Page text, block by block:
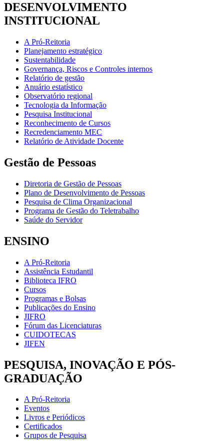
DESENVOLVIMENTO
INSTITUCIONAL
A Pró-Reitoria
Planejamento estratégico
Sustentabilidade
Governança, Riscos e Controles internos
Relatório de gestão
Anuário estatístico
Observatório regional
Tecnologia da Informação
Pesquisa Institucional
Reconhecimento de Cursos
Recredenciamento MEC
Relatório de Atividade Docente
Gestão de Pessoas
Diretoria de Gestão de Pessoas
Plano de Desenvolvimento de Pessoas
Pesquisa de Clima Organizacional
Programa de Gestão do Teletrabalho
Saúde do Servidor
ENSINO
A Pró-Reitoria
Assistência Estudantil
Biblioteca IFRO
Cursos
Programas e Bolsas
Publicações do Ensino
JIFRO
Fórum das Licenciaturas
CUIDOTECAS
JIFEN
PESQUISA, INOVAÇÃO E PÓS-
GRADUAÇÃO
A Pró-Reitoria
Eventos
Livros e Periódicos
Certificados
Grupos de Pesquisa